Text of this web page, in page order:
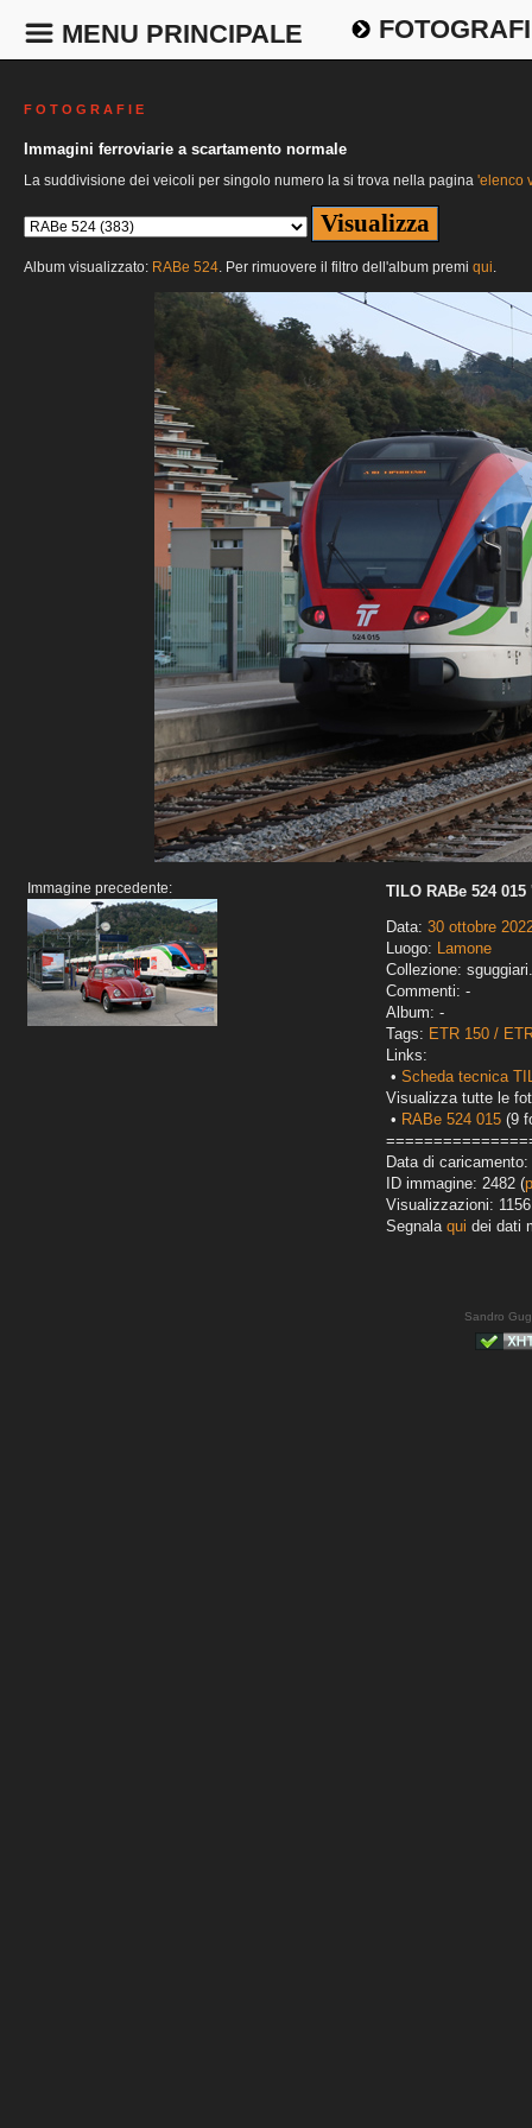
MENU PRINCIPALE
F O T O G R A F I E
Immagini ferroviarie a scartamento normale
La suddivisione dei veicoli per singolo numero la si trova nella pagina 'elenco
Album visualizzato: RABe 524. Per rimuovere il filtro dell'album premi qui.
Immagine precedente:
TILO RABe 524
Data: 30 ottobre
Luogo: Lamone
Collezione:
Commenti: -
Album: -
Tags: ETR 150 /
Links:
• Scheda tecnica
Visualizza tutte le
• RABe 524 015 (9
Data di
ID immagine: 2482 (
Visualizzazioni: 1156
Segnala qui dei dati
Sandro